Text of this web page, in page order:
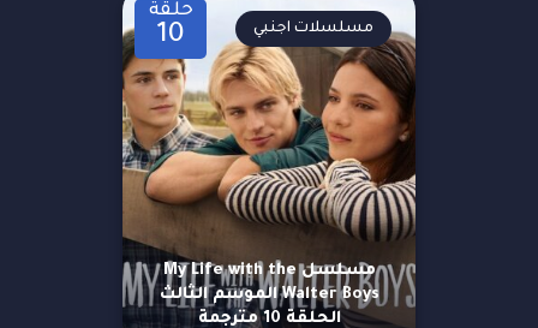
حلقة
10
مسلسل My Life with the
Walter Boys الموسم الثالث
الحلقة 10 مترجمة
مسلسلات اجنبي